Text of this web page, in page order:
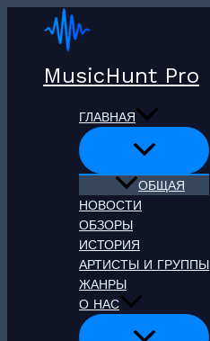
Перейти
MusicHunt Pro
ГЛАВНАЯ
ОБЩАЯ
НОВОСТИ
ОБЗОРЫ
ИСТОРИЯ
АРТИСТЫ И ГРУППЫ
ЖАНРЫ
О НАС